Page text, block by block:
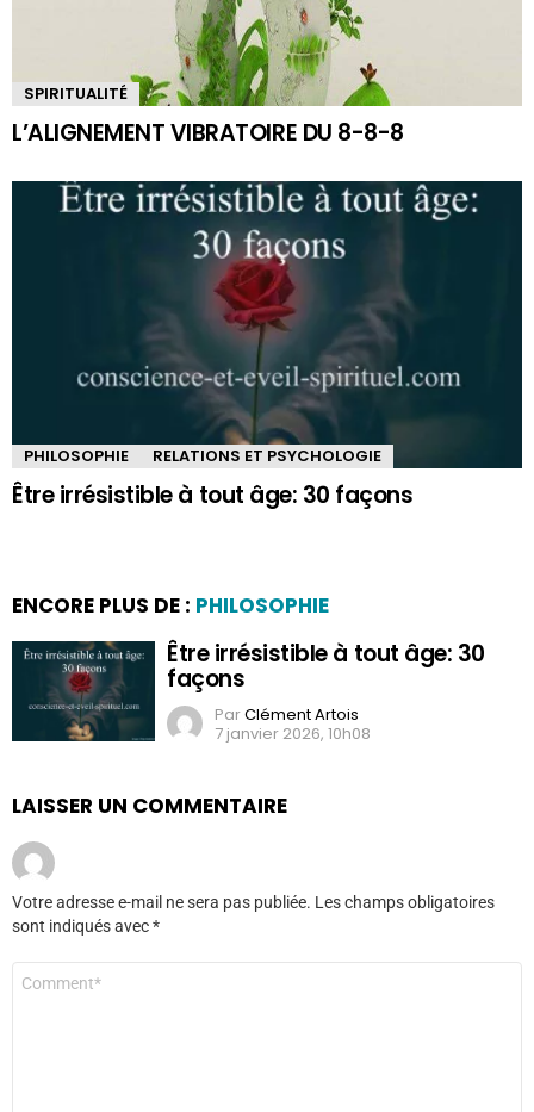
SPIRITUALITÉ
L’ALIGNEMENT VIBRATOIRE DU 8-8-8
PHILOSOPHIE RELATIONS ET PSYCHOLOGIE
Être irrésistible à tout âge: 30 façons
ENCORE PLUS DE : PHILOSOPHIE
Être irrésistible à tout âge: 30
façons
ParClément Artois
7 janvier 2026, 10h08
LAISSER UN COMMENTAIRE
Votre adresse e-mail ne sera pas publiée. Les champs obligatoires
sont indiqués avec*
Commentaire